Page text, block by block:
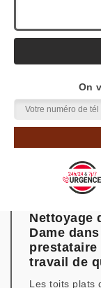
On
Nettoyage
Dame
travail de
Les toits plats